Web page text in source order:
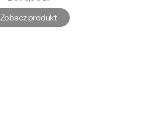
Zobacz produkt